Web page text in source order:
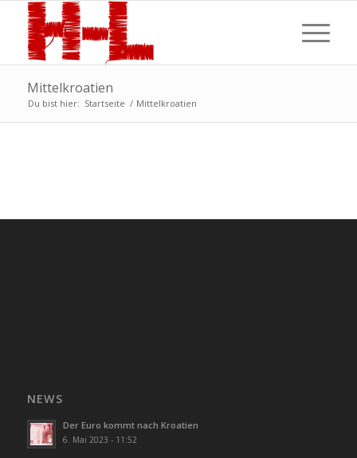
Mittelkroatien
Du bist hier: Startseite / Mittelkroatien
NEWS
Der Euro kommt nach Kroatien
6. Mai 2023 - 11:52